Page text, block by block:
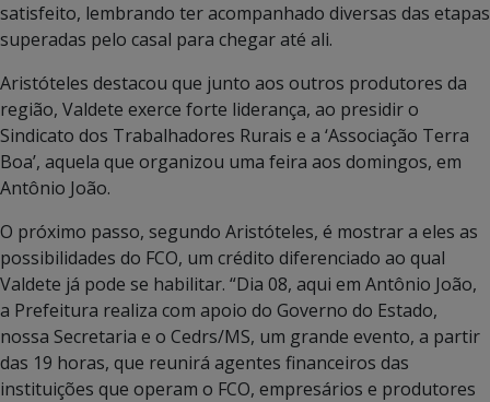
satisfeito, lembrando ter acompanhado diversas das etapas
superadas pelo casal para chegar até ali.
Aristóteles destacou que junto aos outros produtores da
região, Valdete exerce forte liderança, ao presidir o
Sindicato dos Trabalhadores Rurais e a ‘Associação Terra
Boa’, aquela que organizou uma feira aos domingos, em
Antônio João.
O próximo passo, segundo Aristóteles, é mostrar a eles as
possibilidades do FCO, um crédito diferenciado ao qual
Valdete já pode se habilitar. “Dia 08, aqui em Antônio João,
a Prefeitura realiza com apoio do Governo do Estado,
nossa Secretaria e o Cedrs/MS, um grande evento, a partir
das 19 horas, que reunirá agentes financeiros das
instituições que operam o FCO, empresários e produtores